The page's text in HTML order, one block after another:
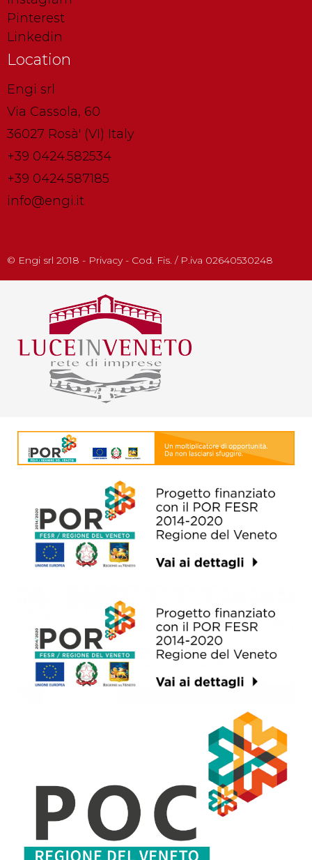
Pinterest
Linkedin
Location
Engi srl
Via Cassola, 60
36027 Rosà' (VI) Italy
+39 0424.582534
+39 0424.587185
info@engi.it
© Engi srl 2018 - Privacy - Cod. Fis. / P.iva 02640530248